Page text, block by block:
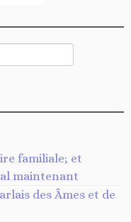
familiale; et
maintenant
des Âmes et de